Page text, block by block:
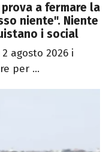
a fermare la
niente". Niente
i social
agosto 2026 i
per ...